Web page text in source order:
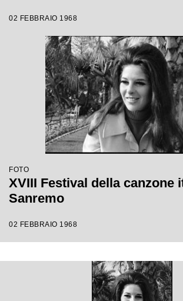
02 FEBBRAIO 1968
FOTO
XVIII Festival della canzone
Sanremo
02 FEBBRAIO 1968